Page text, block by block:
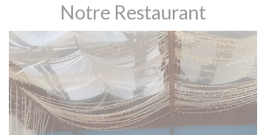
Notre Restaurant